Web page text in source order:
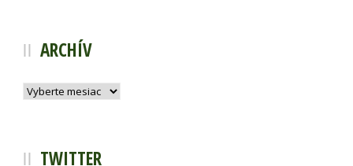
ARCHÍV
Archív
TWITTER